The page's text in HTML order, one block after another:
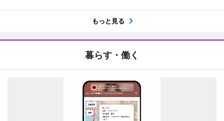
もっと見る
暮らす・働く